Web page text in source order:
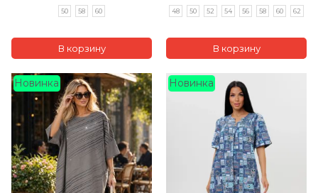
50 58 60 48 50 52 54 56 58 60 62
Новинка Новинка